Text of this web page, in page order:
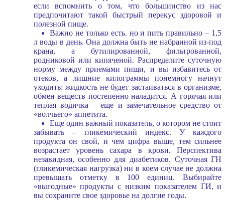
если вспомнить о том, что большинство из нас
предпочитают такой быстрый перекус здоровой и
полезной пище.
Важно не только есть. но и пить правильно – 1,5
л воды в день. Она должна быть не набранной из-под
крана, а бутилированной, фильтрованной,
родниковой или кипяченой. Распределите суточную
норму между приемами пищи, и вы избавитесь от
отеков, а лишние килограммы понемногу начнут
уходить: жидкость не будет застаиваться в организме,
обмен веществ постепенно наладится. А горячая или
теплая водичка – еще и замечательное средство от
«волчьего» аппетита.
Еще один важный показатель, о котором не стоит
забывать – гликемический индекс. У каждого
продукта он свой, и чем цифра выше, тем сильнее
возрастает уровень сахара в крови. Перспектива
незавидная, особенно для диабетиков. Суточная ГН
(гликемическая нагрузка) ни в коем случае не должна
превышать отметку в 100 единиц. Выбирайте
«выгодные» продукты с низким показателем ГИ, и
вы сохраните свое здоровье на долгие годы.